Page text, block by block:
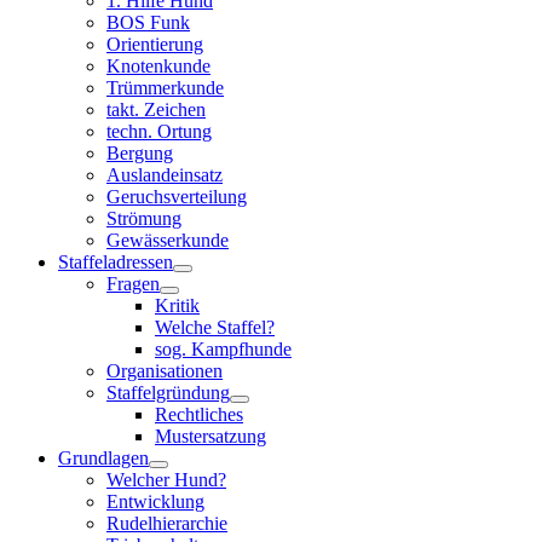
BOS Funk
Orientierung
Knotenkunde
Trümmerkunde
takt. Zeichen
techn. Ortung
Bergung
Auslandeinsatz
Geruchsverteilung
Strömung
Gewässerkunde
Staffeladressen
Fragen
Kritik
Welche Staffel?
sog. Kampfhunde
Organisationen
Staffelgründung
Rechtliches
Mustersatzung
Grundlagen
Welcher Hund?
Entwicklung
Rudelhierarchie